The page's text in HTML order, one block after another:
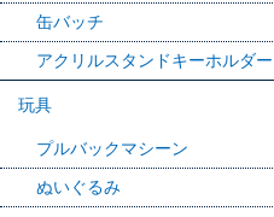
缶バッチ
アクリルスタンドキーホルダー
玩具
プルバックマシーン
ぬいぐるみ